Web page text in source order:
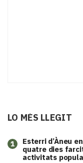
LO MÉS LLEGIT
1
Esterri d’Àneu
quatre dies
activitats